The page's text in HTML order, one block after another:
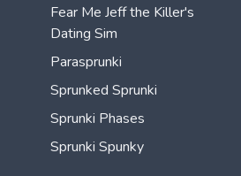
Fear Me Jeff the Killer's
Dating Sim
Parasprunki
Sprunked Sprunki
Sprunki Phases
Sprunki Spunky